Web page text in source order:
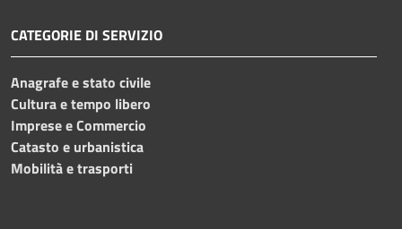
CATEGORIE DI SERVIZIO
Anagrafe e stato civile
Cultura e tempo libero
Imprese e Commercio
Catasto e urbanistica
Mobilità e trasporti